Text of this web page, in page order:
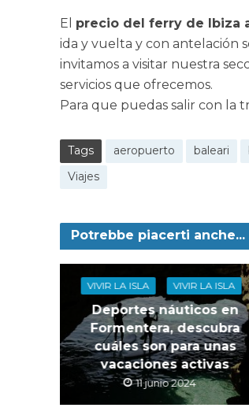
El precio del ferry de Ibiza
ida y vuelta y con antelación
invitamos a visitar nuestra
servicios que ofrecemos.
Para que puedas salir con la
Tags aeropuerto baleari
Viajes
Potrebbe piacerti anche...
VIVIR LA ISLA VIVIR LA ISLA
Deportes náuticos en
Formentera, descubra
cuáles son para unas
vacaciones activas
11 junio 2024